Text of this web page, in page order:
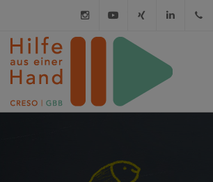
InstagramYoutube
XING